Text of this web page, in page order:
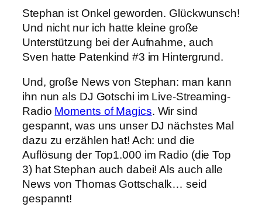
Stephan ist Onkel geworden. Glückwunsch!
Und nicht nur ich hatte kleine große
Unterstützung bei der Aufnahme, auch
Sven hatte Patenkind #3 im Hintergrund.
Und, große News von Stephan: man kann
ihn nun als DJ Gotschi im Live-Streaming-
Radio Moments of Magics. Wir sind
gespannt, was uns unser DJ nächstes Mal
dazu zu erzählen hat! Ach: und die
Auflösung der Top1.000 im Radio (die Top
3) hat Stephan auch dabei! Als auch alle
News von Thomas Gottschalk… seid
gespannt!